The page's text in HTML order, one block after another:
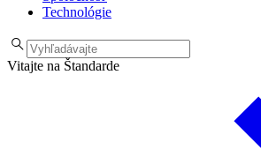
Technológie
Vitajte na Štandarde